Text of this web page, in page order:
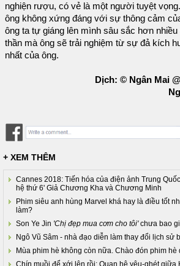
nghiện rượu, có vẻ là một người tuyệt
ông không xứng đáng với sự thông cảm
ông ta tự giáng lên mình sâu sắc hơn
thần mà ông sẽ trải nghiệm từ sự đả kích
nhất của ông.
Dịch: © Ngân Mai
+ XEM THÊM
Cannes 2018: Tiến hóa của điện ảnh Trung
hệ thứ 6' Giả Chương Kha và Chương Minh
Phim siêu anh hùng Marvel khá hay là điều tốt
làm?
Son Ye Jin 'Chị đẹp mua cơm cho tôi'chưa bao
Ngô Vũ Sâm - nhà đạo diễn làm thay đổi lịch sử
Mùa phim hè không còn nữa. Chào đón phim hè
Chín muồi để xới lên rồi: Quan hệ yêu-ghét giữa